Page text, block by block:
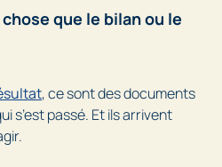
que le bilan ou le
, ce sont des documents
s’est passé. Et ils arrivent